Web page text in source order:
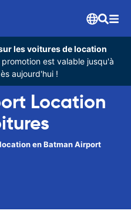
les voitures de location
est valable jusqu'à
aujourd'hui !
Location
en Batman Airport